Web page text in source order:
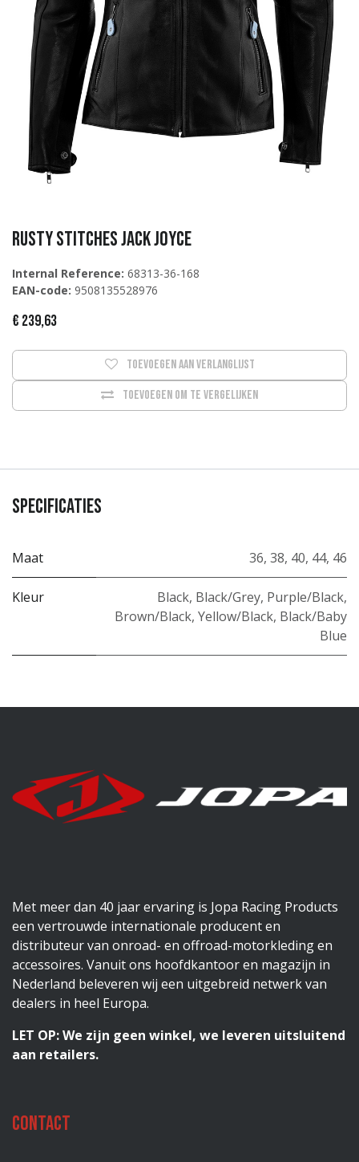
Rusty Stitches Jack Joyce
Internal Reference: 68313-36-168
EAN-code: 9508135528976
€ 239,63
Toevoegen om te vergelijken
Toevoegen aan verlanglijst
Specificaties
Maat 36, 38, 40, 44, 46
Kleur Black, Black/Grey, Purple/Black,
Brown/Black, Yellow/Black, Black/Baby
Blue
Met meer dan 40 jaar ervaring is Jopa Racing Products
een vertrouwde internationale producent en
distributeur van onroad- en offroad-motorkleding en
accessoires. Vanuit ons hoofdkantoor en magazijn in
Nederland beleveren wij een uitgebreid netwerk van
dealers in heel Europa.
LET OP: We zijn geen winkel, we leveren uitsluitend
aan retailers.
Contact